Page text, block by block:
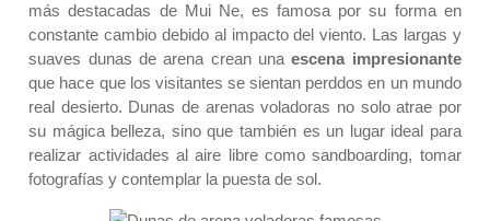
más destacadas de Mui Ne, es famosa por su forma en
constante cambio debido al impacto del viento. Las largas y
suaves dunas de arena crean unaescena impresionante
que hace que los visitantes se sientan perddos en un mundo
real desierto. Dunas de arenas voladoras no solo atrae por
su mágica belleza, sino que también es un lugar ideal para
realizar actividades al aire libre como sandboarding, tomar
fotografías y contemplar la puesta de sol.